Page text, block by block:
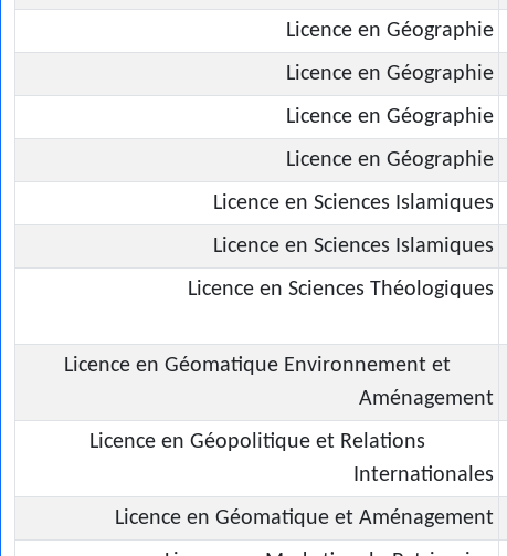
Licence en Géographie
Licence en Géographie
Licence en Géographie
Licence en Géographie
Licence en Sciences Islamiques
Licence en Sciences Islamiques
Licence en Sciences Théologiques
Licence en Géomatique Environnement et
Aménagement
Licence en Géopolitique et Relations
Internationales
Licence en Géomatique et Aménagement